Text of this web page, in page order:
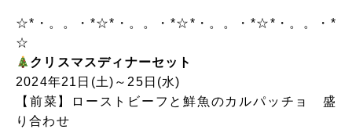
☆*・。。・*☆*・。。・*☆*・。。・*☆*・。。・*
☆
クリスマスディナーセット
2024年21日(土)～25日(水)
【前菜】ローストビーフと鮮魚のカルパッチョ 盛
り合わせ